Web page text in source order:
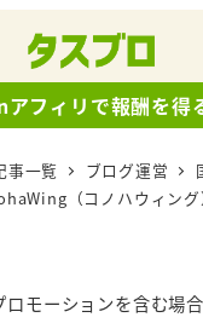
フィリで報酬を得
事一覧 ブログ運営
（コノハウィング
モーションを含む場